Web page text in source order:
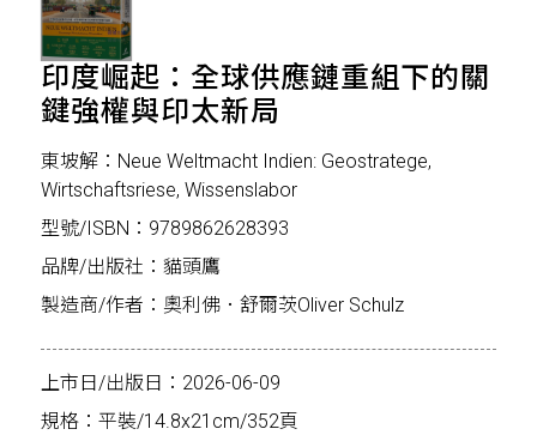
印度崛起：全球供應鏈重組下的關
鍵強權與印太新局
東坡解：Neue Weltmacht Indien: Geostratege,
Wirtschaftsriese, Wissenslabor
型號/ISBN：9789862628393
品牌/出版社：貓頭鷹
製造商/作者：奧利佛．舒爾茨Oliver Schulz
上市日/出版日：2026-06-09
規格：平裝/14.8x21cm/352頁